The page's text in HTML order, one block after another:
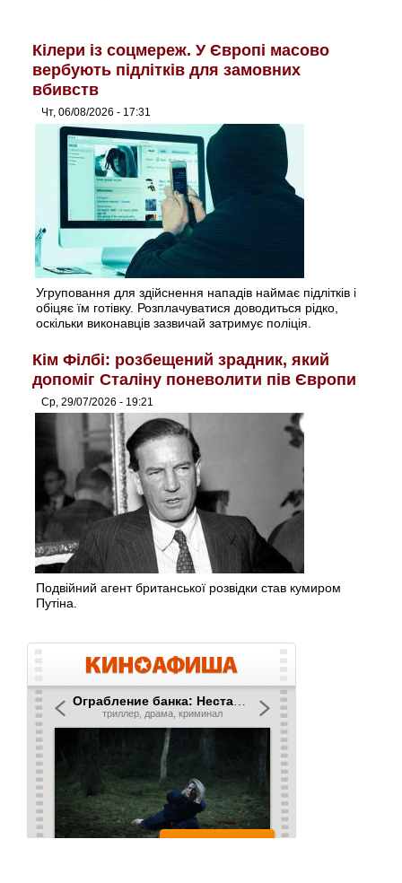
Кілери із соцмереж. У Європі масово
вербують підлітків для замовних
вбивств
Чт, 06/08/2026 - 17:31
Угруповання для здійснення нападів наймає підлітків і
обіцяє їм готівку. Розплачуватися доводиться рідко,
оскільки виконавців зазвичай затримує поліція.
Кім Філбі: розбещений зрадник, який
допоміг Сталіну поневолити пів Європи
Ср, 29/07/2026 - 19:21
Подвійний агент британської розвідки став кумиром
Путіна.